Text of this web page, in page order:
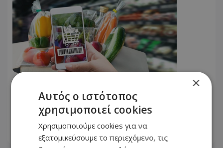
E-Kalathi: Παρουσιάζεται σήμερα η
έναρξη λειτουργίας της πλατφόρμας
11.06.2025 - 07:42
ΔΙΑΒΆΣΤΕ ΠΕΡΙΣΣΌΤΕΡΑ
×
Αυτός ο ιστότοπος
χρησιμοποιεί cookies
Χρησιμοποιούμε cookies για να
εξατομικεύσουμε το περιεχόμενο, τις